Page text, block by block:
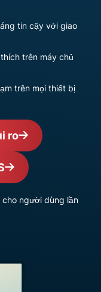
tin cậy với giao
trên máy chủ
trên mọi thiết bị
ro
người dùng lần